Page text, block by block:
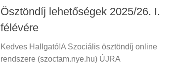
Ösztöndíj lehetőségek 2025/26. I.
félévére
Kedves Hallgató!A Szociális ösztöndíj online
rendszere (szoctam.nye.hu) ÚJRA